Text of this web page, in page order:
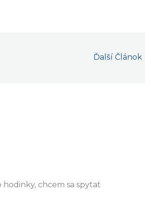
Ďalší Článok
hodinky, chcem sa spytat